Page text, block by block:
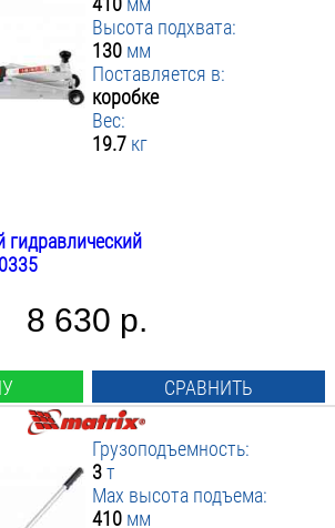
Высота подхвата:
130 мм
Поставляется в:
коробке
Вес:
19.7 кг
8 630 р.
СРАВНИТЬ
Грузоподъемность:
3т
Max высота подъема:
410 мм